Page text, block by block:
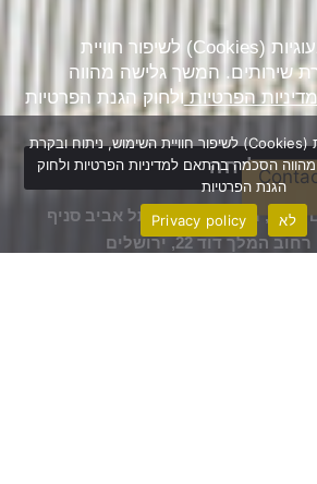
אנחנו משתמשים בעוגיות (Cookies) לשיפור חוויית
שירותים. המשך גלישה מהווה
מדיניות הפרטיותולחוק הגנת הפרטיות
שליחה
סניף תל אביב: WE TLV, רחוב בגין 150, תל אביב סניף
המלך דוד 22, ירושלים
אנחנו משתמשים בעוגיות (Cookies) לשיפור חוויית השימוש, ניתוח ובקרת
הסכמה בהתאם למדיניות הפרטיות ולחוק
הגנת הפרטיות
לא Privacy policy